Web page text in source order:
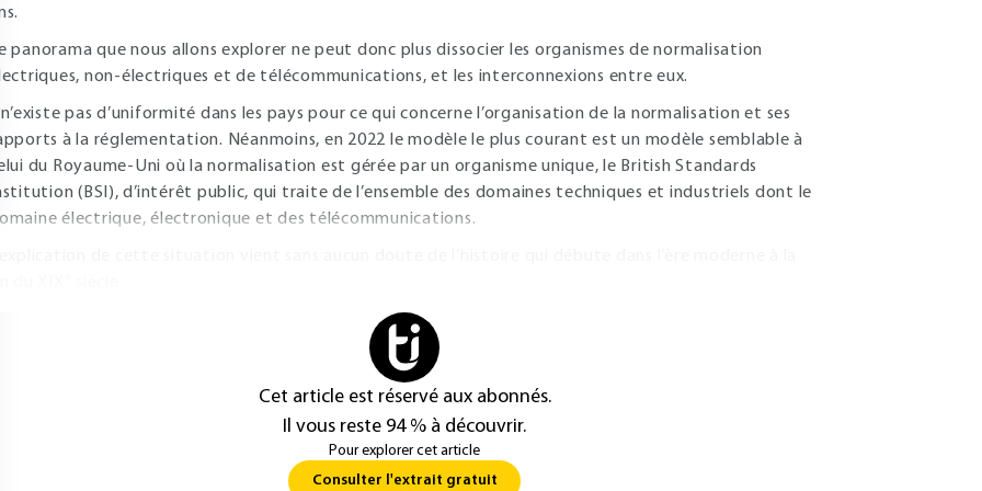
panorama que nous allons explorer ne peut donc plus dissocier les organismes de normalisation
non-électriques et de télécommunications, et les interconnexions entre eux.
n’existe pas d’uniformité dans les pays pour ce qui concerne l’organisation de la normalisation et ses
à la réglementation. Néanmoins, en 2022 le modèle le plus courant est un modèle semblable à
du Royaume-Uni où la normalisation est gérée par un organisme unique, le British Standards
(BSI), d’intérêt public, qui traite de l’ensemble des domaines techniques et industriels dont le
électrique, électronique et des télécommunications.
Cet article est réservé aux abonnés.
Il vous reste 94 % à découvrir.
Pour explorer cet article
Consulter l'extrait gratuit